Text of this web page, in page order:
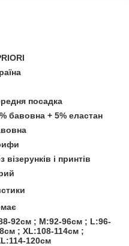
посадка
бавовна + 5% еластан
візерунків і принтів
92см ; M:92-96см ; L:96-
; XL:108-114см ;
120см